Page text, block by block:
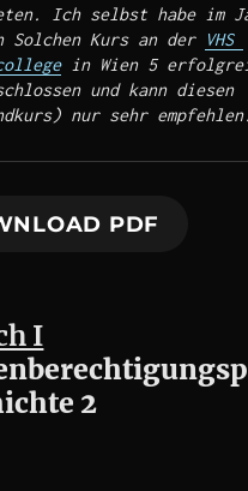
Ich selbst habe im
Solchen Kurs an der VHS
in Wien 5
und kann diesen
nur sehr
PDF
I
2